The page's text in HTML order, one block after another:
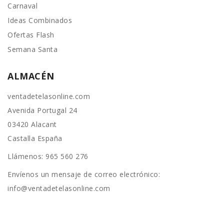
Carnaval
Ideas Combinados
Ofertas Flash
Semana Santa
ALMACÉN
ventadetelasonline.com
Avenida Portugal 24
03420 Alacant
Castalla España
Llámenos: 965 560 276
Envíenos un mensaje de correo electrónico:
info@ventadetelasonline.com